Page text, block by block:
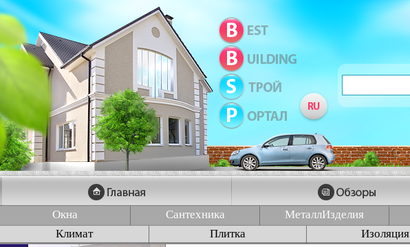
Окна Сантехника МеталлИзделия
Климат
Плитка Изоляция